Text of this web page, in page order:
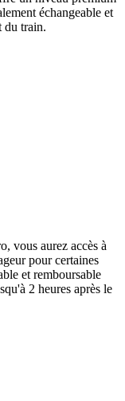
échangeable et
du train.
vous aurez accès à
pour certaines
et remboursable
2 heures après le